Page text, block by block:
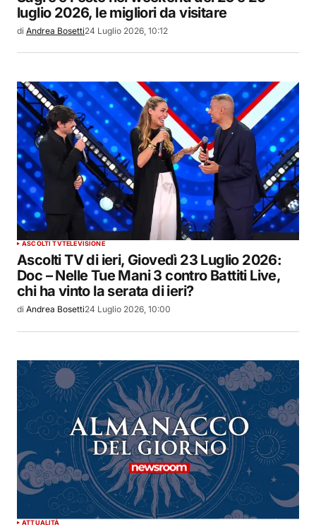
luglio 2026, le migliori da visitare
di Andrea Bosetti24 Luglio 2026, 10:12
ASCOLTI TVTELEVISIONE
Ascolti TV di ieri, Giovedì 23 Luglio 2026:
Doc – Nelle Tue Mani 3 contro Battiti Live,
chi ha vinto la serata di ieri?
di Andrea Bosetti24 Luglio 2026, 10:00
ATTUALITÀ